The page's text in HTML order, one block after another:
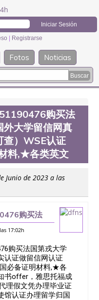
Registrarse
Fotos
Noticias
购买法
外大学留信网真
查）WSE认证
料,★各类英文
Junio de 2023 a las
购买法
留信网真实
文
17:02h
购买法国第戎大学
认证做留信网认证
国必备证明材料,★各
书offer，雅思托福成
理假文凭办理毕业证
馆认证办理留学归国